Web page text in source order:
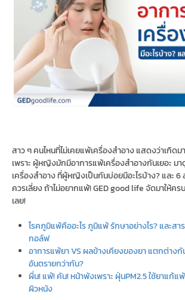
สาว ๆ คนไหนที่ไม่เคยแพ้เครื่องสำอาง แสดงว่าเกิ
เพราะ ผู้หญิงมักมีอาการแพ้เครื่องสำอางกันเยอะ ม
เครื่องสำอาง ที่ผู้หญิงเป็นกันบ่อยมีอะไรบ้าง? และ 6
ควรเลี่ยง ถ้าไม่อยากแพ้! GED good life จัดมาให้ค
เลย!
โรคภูมิแพ้คืออะไร ภูมิแพ้ รักษาอย่างไร? และส
กอล์ฟ
อาการแพ้ยา VS ผลข้างเคียงของยา แตกต่างกั
อันตรายกว่ากัน?
ผื่น! แพ้! คัน! หน้าพังเพราะ ฝุ่นPM2.5 ใช้ยาแก้
ผิวหนัง